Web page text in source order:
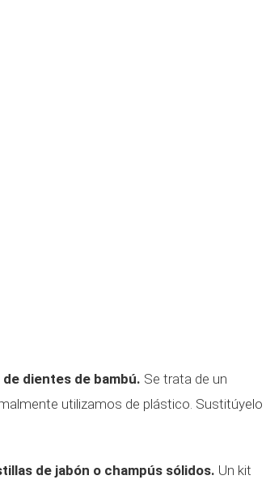
dientes de bambú. Se trata de un
utilizamos de plástico. Sustitúyelo
de jabón o champús sólidos. Un kit